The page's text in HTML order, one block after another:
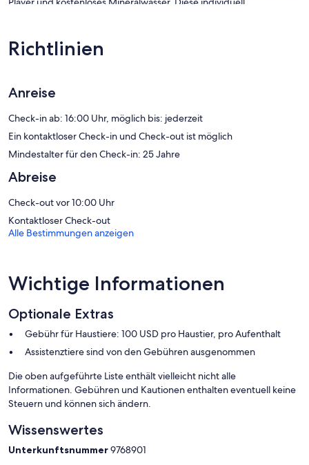
Matratzen und hochwertige Bettwaren. Dieses Ferienhaus mit 3,5
Sternen bietet Wohneinheiten mit Küchen, zu deren Ausstattung
sich kostenlose Toilettenartikel und Haartrockner.
Zugang mit einer Geschwindigkeit von > 500 MBit/s (reicht für > 6
Personen oder > 10 Geräte). In den Zimmern stehen 65-Zoll-Smart-
TVs mit Kabelempfang zur Verfügung. Alle Zimmer verfügen
außerdem über Wasserkocher mit Kaffee-/Teezubehör und
Bügeleisen/Bügelbretter.
und Fahrradverleih (kostenlos).
Die unten aufgeführten Freizeitaktivitäten werden entweder vor
Ort oder in der Nähe angeboten. Es können dabei Gebühren
Richtlinien
Anreise
Check-in ab: 16:00 Uhr, möglich bis: jederzeit
Ein kontaktloser Check-in und Check-out ist möglich
Mindestalter für den Check-in: 25 Jahre
Abreise
Check-out vor 10:00 Uhr
Kontaktloser Check-out
Alle Bestimmungen anzeigen
Wichtige Informationen
Optionale Extras
Gebühr für Haustiere: 100 USD pro Haustier, pro Aufenthalt
Assistenztiere sind von den Gebühren ausgenommen
Die oben aufgeführte Liste enthält vielleicht nicht alle
Informationen. Gebühren und Kautionen enthalten eventuell keine
Steuern und können sich ändern.
Wissenswertes
Unterkunftsnummer9768901